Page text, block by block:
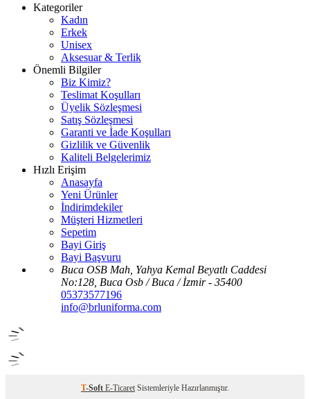
Kategoriler
Kadın
Erkek
Unisex
Aksesuar & Terlik
Önemli Bilgiler
Biz Kimiz?
Teslimat Koşulları
Üyelik Sözleşmesi
Satış Sözleşmesi
Garanti ve İade Koşulları
Gizlilik ve Güvenlik
Kaliteli Belgelerimiz
Hızlı Erişim
Anasayfa
Yeni Ürünler
İndirimdekiler
Müşteri Hizmetleri
Sepetim
Bayi Giriş
Bayi Başvuru
Buca OSB Mah, Yahya Kemal Beyatlı Caddesi
No:128, Buca Osb / Buca / İzmir - 35400
05373577196
info@brluniforma.com
T-Soft E-Ticaret Sistemleriyle Hazırlanmıştır.